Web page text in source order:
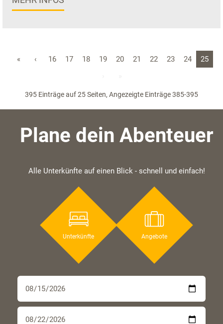
« ‹ 16 17 18 19 20 21 22 23 24
25
395 Einträge auf 25 Seiten, Angezeigte Einträge 385-395
Plane dein Abenteuer
Alle Unterkünfte auf einen Blick - schnell und einfach!
Unterkünfte Angebote